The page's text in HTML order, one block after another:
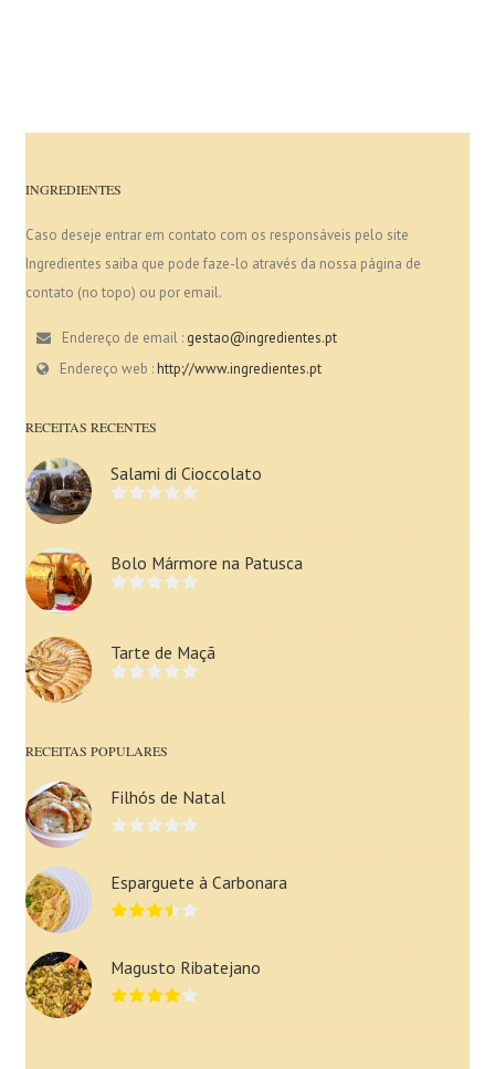
INGREDIENTES
Caso deseje entrar em contato com os responsáveis pelo site
Ingredientes saiba que pode faze-lo através da nossa página de
contato (no topo) ou por email.
Endereço de email : gestao@ingredientes.pt
Endereço web :http://www.ingredientes.pt
RECEITAS RECENTES
Salami di Cioccolato
Bolo Mármore na Patusca
Tarte de Maçã
RECEITAS POPULARES
Filhós de Natal
Esparguete à Carbonara
Magusto Ribatejano